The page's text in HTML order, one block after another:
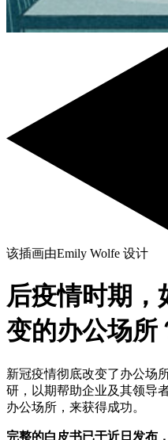
该插画由Emily Wolfe 设计
后疫情时期，
变的办公场所
新冠疫情彻底改变了办公场
研，以期帮助企业及其领导
办公场所，来获得成功。
完整的白皮书已于近日发布